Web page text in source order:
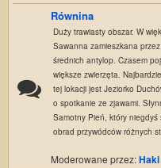
Równina
Duży trawiasty obszar. W
Sawanna zamieszkana
średnich antylop. Czasem
większe zwierzęta.
tej lokacji jest Jeziorko
o spotkanie ze zjawami.
Samotny Pień, który niegdyś
obrad przywódców różnych
Moderowane przez:Haki